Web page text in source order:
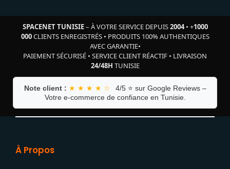
SPACENET TUNISIE– À VOTRE SERVICE DEPUIS2004• +1000
000CLIENTS ENREGISTRÉS• PRODUITS 100% AUTHENTIQUES
AVEC GARANTIE•
PAIEMENT SÉCURISÉ • SERVICE CLIENT RÉACTIF • LIVRAISON
24/48H TUNISIE
Note client : ★ ★ ★ ★ ☆
4/5 ⭐ sur Google Reviews –
Votre e-commerce de confiance en Tunisie.
À Propos